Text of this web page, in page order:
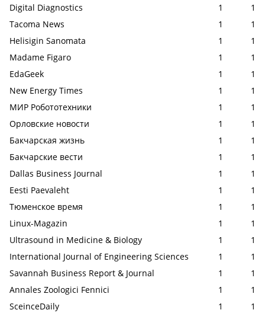
Digital Diagnostics
1
1
Tacoma News
1
1
Helisigin Sanomata
1
1
Madame Figaro
1
1
EdaGeek
1
1
New Energy Times
1
1
МИР Робототехники
1
1
Орловские новости
1
1
Бакчарская жизнь
1
1
Бакчарские вести
1
1
Dallas Business Journal
1
1
Eesti Paevaleht
1
1
Тюменское время
1
1
Linux-Magazin
1
1
Ultrasound in Medicine & Biology
1
1
International Journal of Engineering Sciences
1
1
Savannah Business Report & Journal
1
1
Annales Zoologici Fennici
1
1
SceinceDaily
1
1